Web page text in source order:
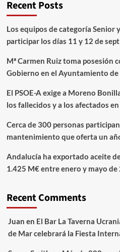
Recent Posts
Los equipos de categoría Senior
participar los días 11 y 12 de
Mª Carmen Ruiz toma posesión
Gobierno en el Ayuntamiento de
El PSOE-A exige a Moreno
los fallecidos y a los afectados
Cerca de 300 personas
mantenimiento que oferta un
Andalucía ha exportado aceite
1.425 M€ entre enero y mayo de
Recent Comments
Juan en El Bar La Taverna
de Mar celebrará la Fiesta